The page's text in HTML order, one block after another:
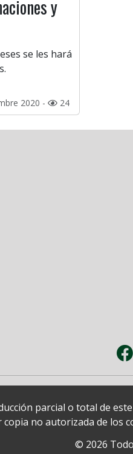
y
se les hará
2020 - 24
parcial o total de
no autorizada de los
© 2026